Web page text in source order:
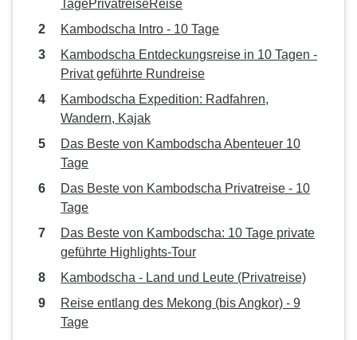
TagePrivatreiseReise
Kambodscha Intro - 10 Tage
Kambodscha Entdeckungsreise in 10 Tagen -
Privat geführte Rundreise
Kambodscha Expedition: Radfahren,
Wandern, Kajak
Das Beste von Kambodscha Abenteuer 10
Tage
Das Beste von Kambodscha Privatreise - 10
Tage
Das Beste von Kambodscha: 10 Tage private
geführte Highlights-Tour
Kambodscha - Land und Leute (Privatreise)
Reise entlang des Mekong (bis Angkor) - 9
Tage